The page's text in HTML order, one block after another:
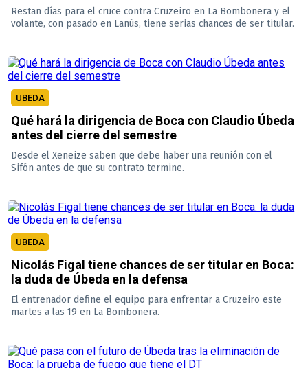
Restan días para el cruce contra Cruzeiro en La Bombonera y el
volante, con pasado en Lanús, tiene serias chances de ser titular.
UBEDA
Qué hará la dirigencia de Boca con Claudio Úbeda
antes del cierre del semestre
Desde el Xeneize saben que debe haber una reunión con el
Sifón antes de que su contrato termine.
UBEDA
Nicolás Figal tiene chances de ser titular en Boca:
la duda de Úbeda en la defensa
El entrenador define el equipo para enfrentar a Cruzeiro este
martes a las 19 en La Bombonera.